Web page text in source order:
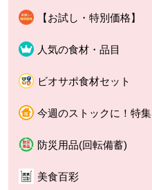
【お試し・特別価格】
人気の食材・品目
ビオサポ食材セット
今週のストックに！特集
防災用品(回転備蓄)
美食百彩